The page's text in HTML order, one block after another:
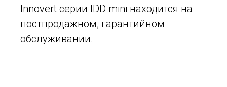
Innovert серии IDD mini находится на
постпродажном, гарантийном
обслуживании.